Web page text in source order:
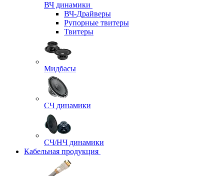
ВЧ динамики
ВЧ-Драйверы
Рупорные твитеры
Твитеры
Мидбасы
СЧ динамики
СЧ/НЧ динамики
Кабельная продукция